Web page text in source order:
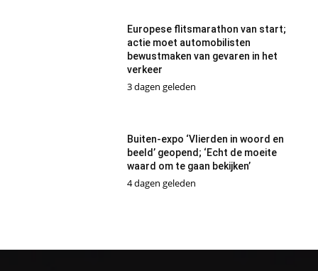
Europese flitsmarathon van start;
actie moet automobilisten
bewustmaken van gevaren in het
verkeer
3 dagen geleden
Buiten-expo ‘Vlierden in woord en
beeld’ geopend; ‘Echt de moeite
waard om te gaan bekijken’
4 dagen geleden